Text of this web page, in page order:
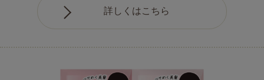
詳しくはこちら